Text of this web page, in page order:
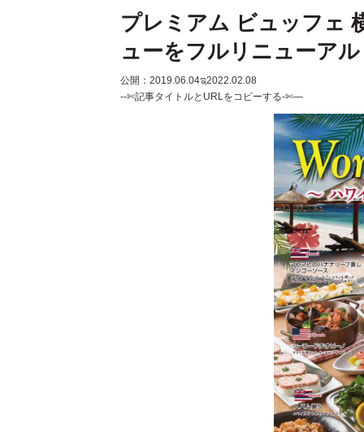
プレミアム ビュッフェ
ューをフルリニューアル
公開：2019.06.04ಇ2022.02.08
--✄記事タイトルとURLをコピーする-✄—